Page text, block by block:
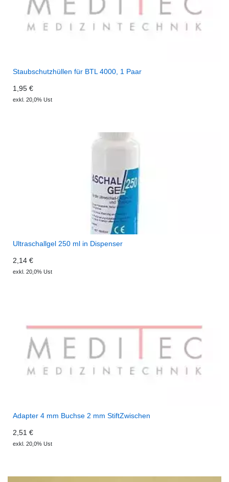
Staubschutzhüllen für BTL 4000, 1 Paar
1,95 €
exkl. 20,0% Ust
Ultraschallgel 250 ml in Dispenser
2,14 €
exkl. 20,0% Ust
Adapter 4 mm Buchse 2 mm StiftZwischen
2,51 €
exkl. 20,0% Ust